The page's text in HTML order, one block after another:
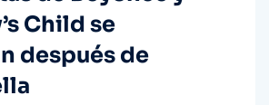
Child se
después de